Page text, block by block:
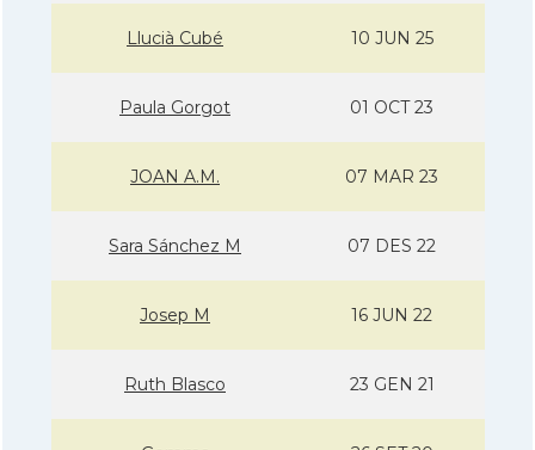
Llucià Cubé 10 JUN 25
Paula Gorgot 01 OCT 23
JOAN A.M. 07 MAR 23
Sara Sánchez M 07 DES 22
Josep M 16 JUN 22
Ruth Blasco 23 GEN 21